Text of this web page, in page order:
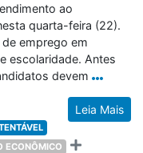
ao
quarta-feira (22).
emprego em
escolaridade. Antes
devem
Leia Mais
ECONÔMICO